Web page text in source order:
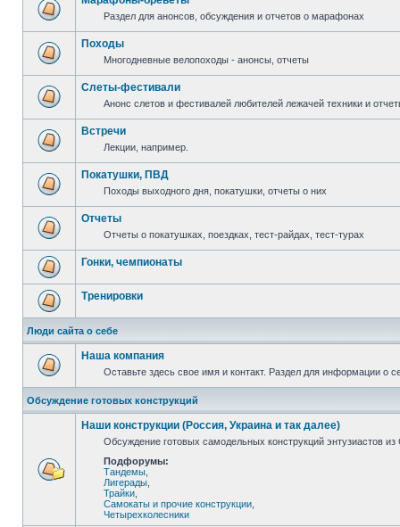
Раздел для анонсов, обсуждения и отчетов о марафонах
Походы
Многодневные велопоходы - анонсы, отчеты
Слеты-фестивали
Анонс слетов и фестивалей любителей лежачей техники и
Встречи
Лекции, например.
Покатушки, ПВД
Походы выходного дня, покатушки, отчеты о них
Отчеты
Отчеты о покатушках, поездках, тест-райдах, тест-турах
Гонки, чемпионаты
Тренировки
Люди сайта о себе
Наша компания
Оставьте здесь свое имя и контакт. Раздел для информации о
Обсуждение готовых конструкций
Наши конструкции (Россия, Украина и так далее)
Обсуждение готовых самодельных конструкций энтузиастов
Подфорумы:
Тандемы
Лигерады
Трайки
Самокаты и прочие конструкции
Четырехколесники